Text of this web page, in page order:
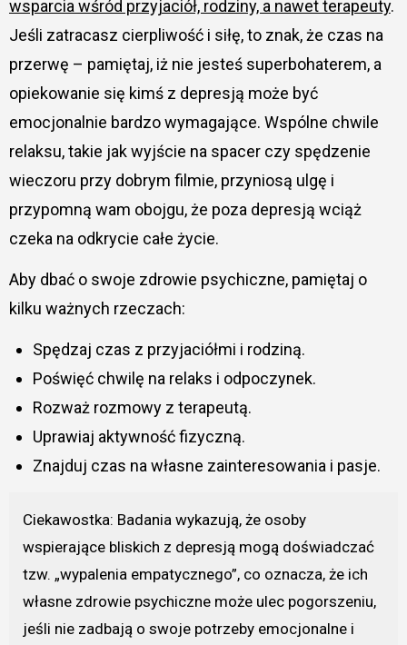
wsparcia wśród przyjaciół, rodziny, a nawet terapeuty.
Jeśli zatracasz cierpliwość i siłę, to znak, że czas na
przerwę – pamiętaj, iż nie jesteś superbohaterem, a
opiekowanie się kimś z depresją może być
emocjonalnie bardzo wymagające. Wspólne chwile
relaksu, takie jak wyjście na spacer czy spędzenie
wieczoru przy dobrym filmie, przyniosą ulgę i
przypomną wam obojgu, że poza depresją wciąż
czeka na odkrycie całe życie.
Aby dbać o swoje zdrowie psychiczne, pamiętaj o
kilku ważnych rzeczach:
Spędzaj czas z przyjaciółmi i rodziną.
Poświęć chwilę na relaks i odpoczynek.
Rozważ rozmowy z terapeutą.
Uprawiaj aktywność fizyczną.
Znajduj czas na własne zainteresowania i pasje.
Ciekawostka: Badania wykazują, że osoby
wspierające bliskich z depresją mogą doświadczać
tzw. „wypalenia empatycznego”, co oznacza, że ich
własne zdrowie psychiczne może ulec pogorszeniu,
jeśli nie zadbają o swoje potrzeby emocjonalne i